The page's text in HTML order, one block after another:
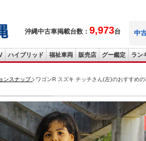
沖縄中古車掲載台数： 9,973台 中
ハイブリッド 福祉車両 販売店 グー鑑定 ラン
ンスナップ ワゴンR スズキ チッチさん(左)のおすすめの